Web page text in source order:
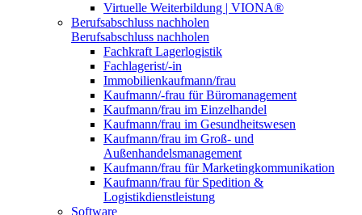
Virtuelle Weiterbildung | VIONA®
Berufsabschluss nachholen
Berufsabschluss nachholen
Fachkraft Lagerlogistik
Fachlagerist/-in
Immobilienkaufmann/frau
Kaufmann/-frau für Büromanagement
Kaufmann/frau im Einzelhandel
Kaufmann/frau im Gesundheitswesen
Kaufmann/frau im Groß- und
Außenhandelsmanagement
Kaufmann/frau für Marketingkommunikation
Kaufmann/frau für Spedition &
Logistikdienstleistung
Software